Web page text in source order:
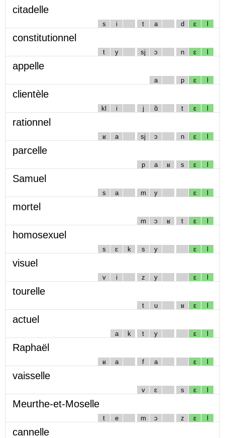
citadelle
s i t a d ɛ l
constitutionnel
t y sj ɔ n ɛ l
appelle
a p ɛ l
clientèle
kl i j ɑ̃ t ɛ l
rationnel
ʁ a sj ɔ n ɛ l
parcelle
p a ʁ s ɛ l
Samuel
s a m y ɛ l
mortel
m ɔ ʁ t ɛ l
homosexuel
s ɛ k s y ɛ l
visuel
v i z y ɛ l
tourelle
t u ʁ ɛ l
actuel
a k t y ɛ l
Raphaël
ʁ a f a ɛ l
vaisselle
v ɛ s ɛ l
Meurthe-et-Moselle
t e m ɔ z ɛ l
cannelle